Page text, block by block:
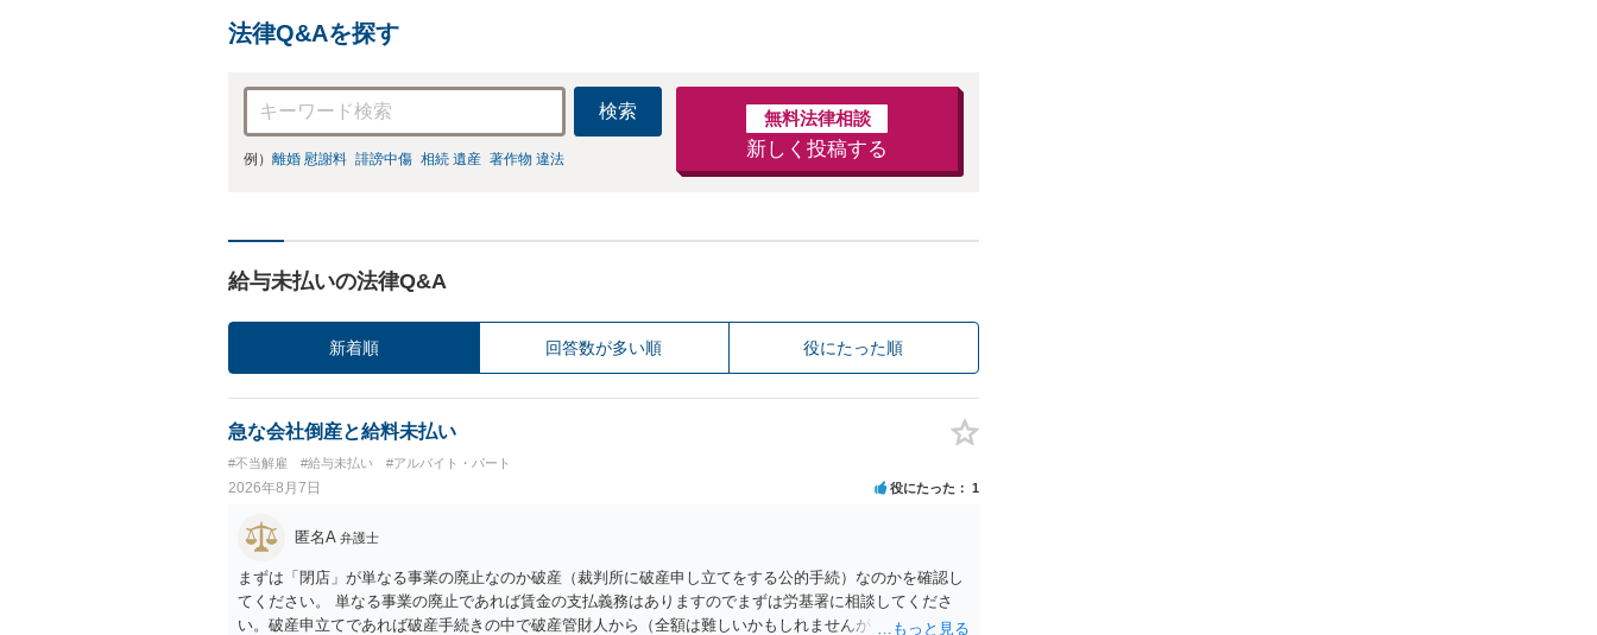
法律Q&Aを探す
検索
例） 離婚 慰謝料 誹謗中傷 相続 遺産 著作物 違法
無料法律相談
新しく投稿する
給与未払いの法律Q&A
新着順 回答数が多い順 役にたった順
急な会社倒産と給料未払い
#不当解雇 #給与未払い #アルバイト・パート
2026年8月7日 役にたった 1
匿名A 弁護士
まずは「閉店」が単なる事業の廃止なのか破産（裁判所に破産申し立てをする公的手続）なのかを確認し
てください。 単なる事業の廃止であれば賃金の支払義務はありますのでまずは労基署に相談してくださ
い。破産申立てであれば破産手続きの中で破産管財人から（全額は難しいかもしれませんが）賃金などの